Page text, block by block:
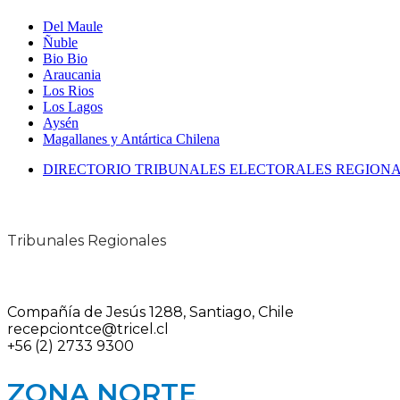
Del Maule
Ñuble
Bio Bio
Araucania
Los Rios
Los Lagos
Aysén
Magallanes y Antártica Chilena
DIRECTORIO TRIBUNALES ELECTORALES
Tribunales Regionales
Compañía de Jesús 1288, Santiago, Chile
recepciontce@tricel.cl
+56 (2) 2733 9300
ZONA NORTE